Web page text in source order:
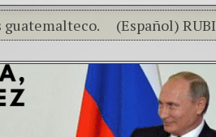
(Español) RUBIO,
— II Parte — Mayra Veliz &
– Capítulo V –
(Español)